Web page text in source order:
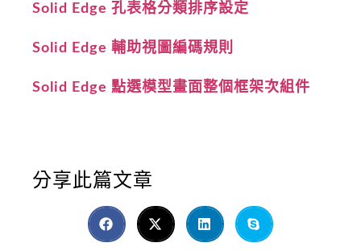
Solid Edge 孔表格分類排序設定
Solid Edge 輔助視圖編碼規則
Solid Edge 點選模型畫面整個框架次組件
分享此篇文章